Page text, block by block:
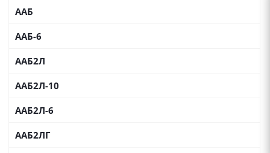
ААБ
ААБ-6
ААБ2Л
ААБ2Л-10
ААБ2Л-6
ААБ2ЛГ